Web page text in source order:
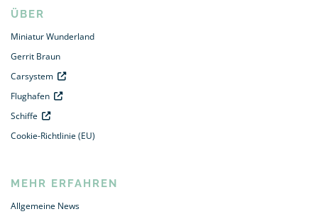
ÜBER
Miniatur Wunderland
Gerrit Braun
Carsystem
Flughafen
Schiffe
Cookie-Richtlinie (EU)
MEHR ERFAHREN
Allgemeine News